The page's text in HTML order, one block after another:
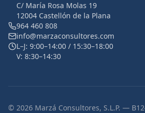
C/ María Rosa Molas 19
12004 Castellón de la Plana
964 460 808
info@marzaconsultores.com
L–J: 9:00–14:00 / 15:30–18:00
V: 8:30–14:30
© 2026 Marzá Consultores, S.L.P. —